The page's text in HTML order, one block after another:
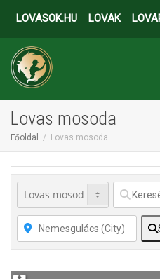
LOVASOK.HU LOVAK
Lovas mosoda
Főoldal Lovas mosoda